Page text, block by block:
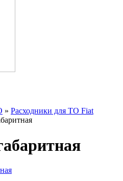
» Расходники для ТО Fiat